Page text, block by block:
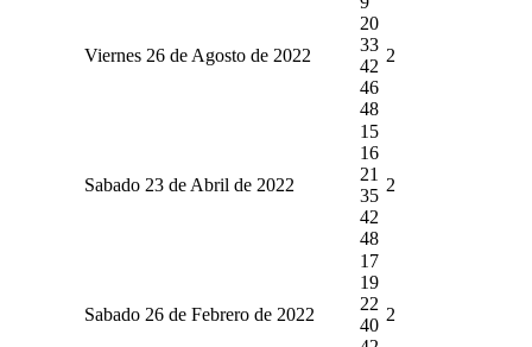
Viernes 26 de Agosto de 2022
20
33
42
46
48
2
Sabado 23 de Abril de 2022
15
16
21
35
42
48
2
Sabado 26 de Febrero de 2022
17
19
22
40
2